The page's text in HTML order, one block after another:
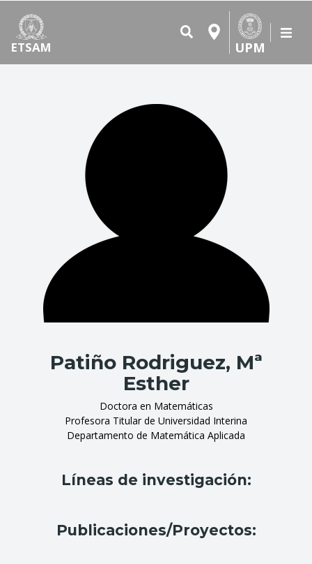
ETSAM UPM
Patiño Rodriguez, Mª
Esther
Doctora en Matemáticas
Profesora Titular de Universidad Interina
Departamento de Matemática Aplicada
Líneas de investigación:
Publicaciones/Proyectos: